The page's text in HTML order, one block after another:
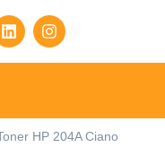
HP 204A Ciano